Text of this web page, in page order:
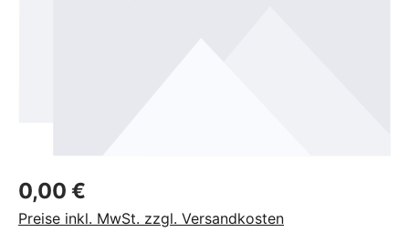
Regulärer Preis:
0,00 €
Preise inkl. MwSt. zzgl. Versandkosten